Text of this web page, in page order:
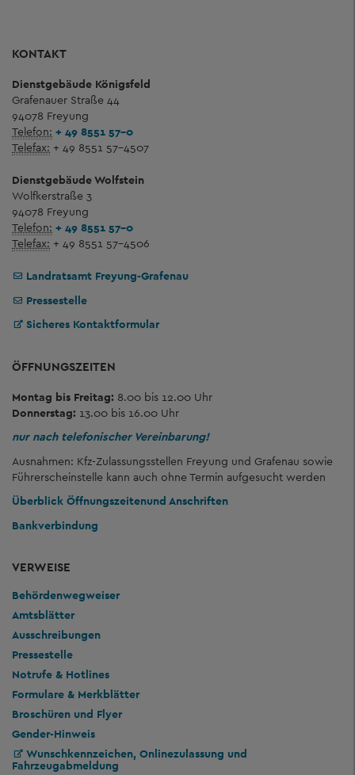
KONTAKT
Dienstgebäude Königsfeld
Grafenauer Straße 44
94078 Freyung
Telefon: + 49 8551 57-0
Telefax: + 49 8551 57-4507
Dienstgebäude Wolfstein
Wolfkerstraße 3
94078 Freyung
Telefon: + 49 8551 57-0
Telefax: + 49 8551 57-4506
Landratsamt Freyung-Grafenau
Pressestelle
Sicheres Kontaktformular
ÖFFNUNGSZEITEN
Montag bis Freitag: 8.00 bis 12.00 Uhr
Donnerstag: 13.00 bis 16.00 Uhr
nur nach telefonischer Vereinbarung!
Ausnahmen: Kfz-Zulassungsstellen Freyung und Grafenau sowie
Führerscheinstelle kann auch ohne Termin aufgesucht werden
Überblick Öffnungszeitenund Anschriften
Bankverbindung
VERWEISE
Behördenwegweiser
Amtsblätter
Ausschreibungen
Pressestelle
Notrufe & Hotlines
Formulare & Merkblätter
Broschüren und Flyer
Gender-Hinweis
Wunschkennzeichen, Onlinezulassung und
Fahrzeugabmeldung